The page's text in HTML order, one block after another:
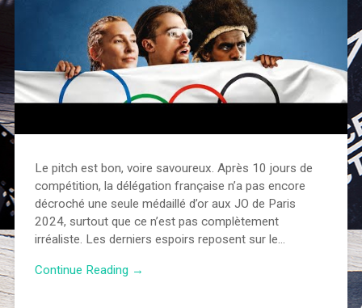
Le pitch est bon, voire savoureux. Après 10 jours de
compétition, la délégation française n’a pas encore
décroché une seule médaillé d’or aux JO de Paris
2024, surtout que ce n’est pas complètement
irréaliste. Les derniers espoirs reposent sur le…
Continue Reading →